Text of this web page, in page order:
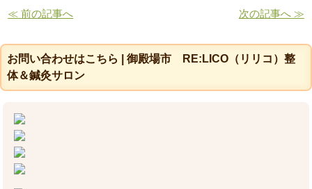
≪ 前の記事へ 次の記事へ ≫
お問い合わせはこちら | 御殿場市 RE:LICO（リリコ）整
体＆鍼灸サロン